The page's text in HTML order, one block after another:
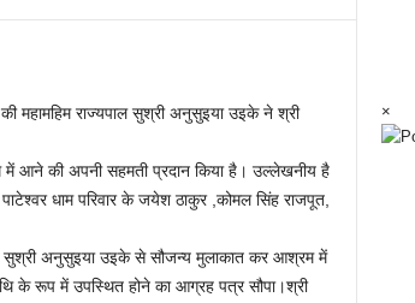
महामहिम राज्यपाल सुश्री अनुसुइया उइके ने श्री
में आने की अपनी सहमती प्रदान किया है। उल्लेखनीय है
धाम परिवार के जयेश ठाकुर ,कोमल सिंह राजपूत,
सुश्री अनुसुइया उइके से सौजन्य मुलाकात कर आश्रम में
के रूप में उपस्थित होने का आग्रह पत्र सौपा।श्री
×